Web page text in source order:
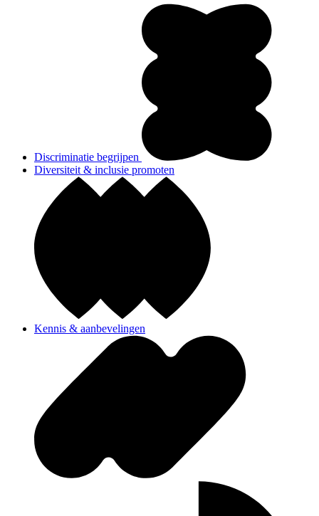
Discriminatie begrijpen
Diversiteit & inclusie promoten
Kennis & aanbevelingen